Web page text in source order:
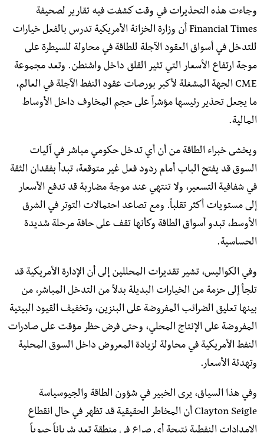
وجاءت هذه التحذيرات في وقت كشفت فيه تقارير لصحيفة
Financial Times أن وزارة الخزانة الأمريكية تدرس بالفعل خيارات
للتدخل في أسواق العقود الآجلة للطاقة في محاولة للسيطرة على
موجة ارتفاع الأسعار التي تثير القلق داخل واشنطن. وتعد مجموعة
CME الجهة المشغلة لأكبر بورصات عقود النفط الآجلة في العالم،
ما يجعل تحذير رئيسها مؤشراً على حجم المخاوف داخل الأوساط
المالية.
ويخشى خبراء الطاقة من أن أي تدخل حكومي مباشر في آليات
السوق قد يفتح الباب أمام ردود فعل غير متوقعة، تبدأ بفقدان الثقة
في شفافية التسعير، ولا تنتهي عند موجة مضاربة قد تدفع الأسعار
إلى مستويات أكثر تقلباً. ومع تصاعد احتمالات التوتر في الشرق
الأوسط، تبدو أسواق الطاقة وكأنها تقف على حافة مرحلة شديدة
الحساسية.
وفي الكواليس، تشير تقديرات المحللين إلى أن الإدارة الأمريكية قد
تلجأ إلى حزمة من الخيارات البديلة بدلاً من التدخل المباشر، من
بينها تعليق الضرائب المفروضة على البنزين، وتخفيف القيود البيئية
المفروضة على الإنتاج المحلي، وحتى فرض حظر مؤقت على صادرات
النفط الأمريكية في محاولة لزيادة المعروض داخل السوق المحلية
وتهدئة الأسعار.
وفي هذا السياق، يرى الخبير في شؤون الطاقة والجيوسياسة
Clayton Seigle أن المخاطر الحقيقية قد تظهر في حال انقطاع